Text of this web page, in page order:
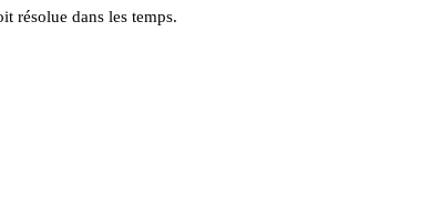
résolue dans les temps.